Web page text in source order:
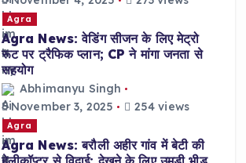
Agra
Agra News: वेडिंग सीजन के लिए मेट्रो
रूट पर ट्रैफिक प्लान; CP ने मांगा जनता से
सहयोग
Abhimanyu Singh
November 3, 2025
254 views
Agra
Agra News: बरौली अहीर गांव में बेटी की